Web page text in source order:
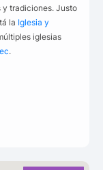
y tradiciones. Justo
la Iglesia y
iglesias
.